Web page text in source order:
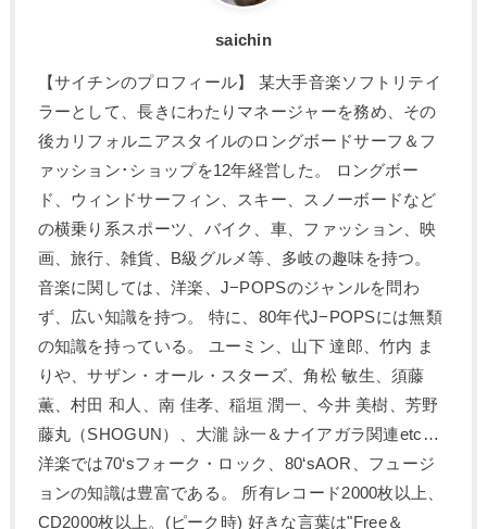
saichin
【サイチンのプロフィール】 某大手音楽ソフトリテイ
ラーとして、長きにわたりマネージャーを務め、その
後カリフォルニアスタイルのロングボードサーフ＆フ
ァッション･ショップを12年経営した。 ロングボー
ド、ウィンドサーフィン、スキー、スノーボードなど
の横乗り系スポーツ、バイク、車、ファッション、映
画、旅行、雑貨、B級グルメ等、多岐の趣味を持つ。
音楽に関しては、洋楽、J−POPSのジャンルを問わ
ず、広い知識を持つ。 特に、80年代J−POPSには無類
の知識を持っている。 ユーミン、山下 達郎、竹内 ま
りや、サザン・オール・スターズ、角松 敏生、須藤
薫、村田 和人、南 佳孝、稲垣 潤一、今井 美樹、芳野
藤丸（SHOGUN）、大瀧 詠一＆ナイアガラ関連etc…
洋楽では70‘sフォーク・ロック、80‘sAOR、フュージ
ョンの知識は豊富である。 所有レコード2000枚以上、
CD2000枚以上。(ピーク時) 好きな言葉は"Free＆